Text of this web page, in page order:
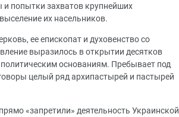
попытки захватов крупнейших
их насельников.
ее епископат и духовенство со
выразилось в открытии десятков
основаниям. Пребывает под
целый ряд архипастырей и пастырей
«запретили» деятельность Украинской